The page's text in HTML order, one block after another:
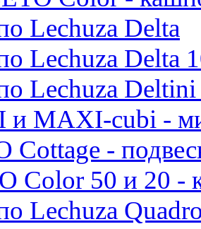
Lechuza Delta
Lechuza Delta
Lechuza
и MAXI-cubi -
Cottage -
Color 50 и 20
Lechuza